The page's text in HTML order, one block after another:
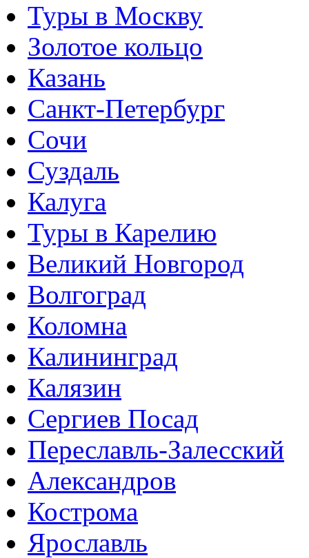
Туры в Москву
Золотое кольцо
Казань
Санкт-Петербург
Сочи
Суздаль
Калуга
Туры в Карелию
Великий Новгород
Волгоград
Коломна
Калининград
Калязин
Сергиев Посад
Переславль-Залесский
Александров
Кострома
Ярославль